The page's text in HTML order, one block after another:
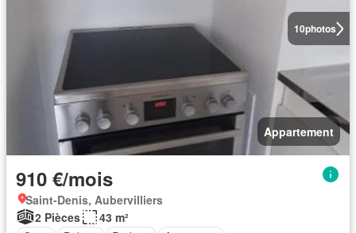
10photos
Appartement
910 €/mois
Saint-Denis, Aubervilliers
2 Pièces
43 m²